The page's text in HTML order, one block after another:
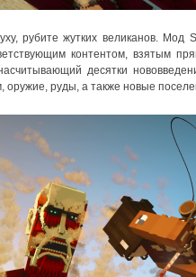
рубите жутких великанов. Мод
контентом, взятым
десятки
оружие, руды, а также новые